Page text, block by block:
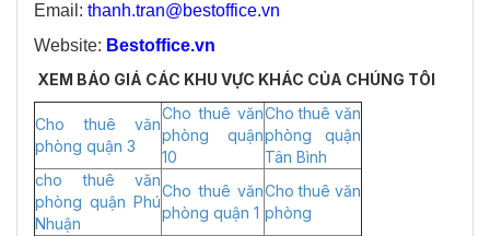
Email: thanh.tran@bestoffice.vn
Website: Bestoffice.vn
XEM BÁO GIÁ CÁC KHU VỰC KHÁC CỦA CHÚNG TÔI
Cho thuê văn
phòng quận 3
Cho thuê văn
phòng quận
10
Cho thuê văn
phòng quận
Tân Bình
cho thuê văn
phòng quận Phú
Nhuận
Cho thuê văn
phòng quận 1
Cho thuê văn
phòng